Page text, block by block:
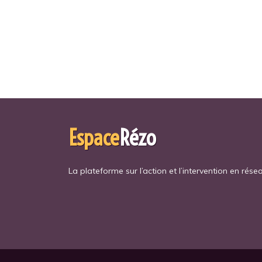
EspaceRézo
La plateforme sur l’action et l’intervention en